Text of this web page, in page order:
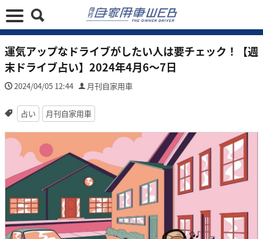
運気アップなドライブがしたい人は要チェック！【週
末ドライブ占い】2024年4月6〜7日
2024/04/05 12:44 月刊自家用車
占い 月刊自家用車